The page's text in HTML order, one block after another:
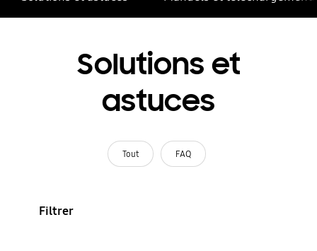
Solutions et
astuces
Tout FAQ
Filtrer